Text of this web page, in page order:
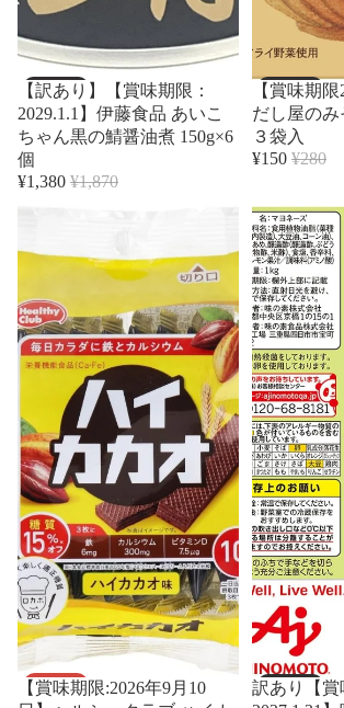
売り切れ
【訳あり】【賞味期限：
2029.1.1】伊藤食品 あいこ
ちゃん黒の鯖醤油煮 150g×6
個
¥1,380 ¥1,870
売り切れ
【賞味期
だし屋の
３袋入
¥150 ¥280
セール
【賞味期限:2026年9月10
売り切れ
訳あり【賞